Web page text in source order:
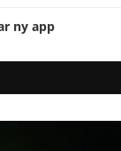
ny app